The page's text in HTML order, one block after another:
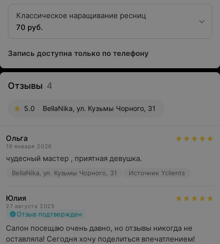
Классическое наращивание ресниц
70 руб.
Запись доступна только по телефону
Отзывы 4
5.0 BellaNika, ул. Кузьмы Чорного, 31
Ольга
19 января 2026
чудесный мастер , приятная девушка.
BellaNika, ул. Кузьмы Чорного, 31 Источник Yclients
Юлия
27 августа 2025
Отзыв подтвержден
Салон посещаю очень давно, но отзывы никогда не
оставляла! Сегодня хочу поделиться впечатлением!